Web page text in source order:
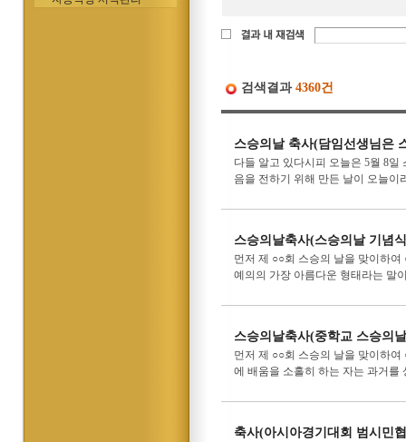
검색결과 4360건
스승의날 축사(담임선생님은
다들 알고 있다시피 오늘은 5월 8
음을 전하기 위해 만든 날이 오늘이
스승의날축사(스승의날 기념
먼저 제 ○○회 스승의 날을 맞이하
예의의 가장 아름다운 형태라는 말
스승의날축사(중학교 스승의
먼저 제 ○○회 스승의 날을 맞이하
에 배움을 소홀히 하는 자는 과거를
축사(아시아경기대회 범시민